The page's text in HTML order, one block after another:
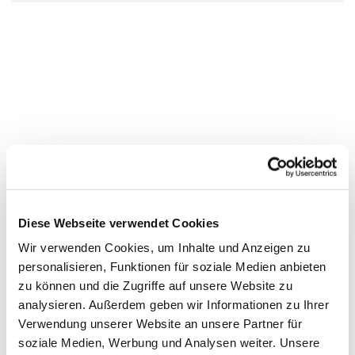
Diese Webseite verwendet Cookies
Wir verwenden Cookies, um Inhalte und Anzeigen zu
personalisieren, Funktionen für soziale Medien anbieten
zu können und die Zugriffe auf unsere Website zu
analysieren. Außerdem geben wir Informationen zu Ihrer
Verwendung unserer Website an unsere Partner für
soziale Medien, Werbung und Analysen weiter. Unsere